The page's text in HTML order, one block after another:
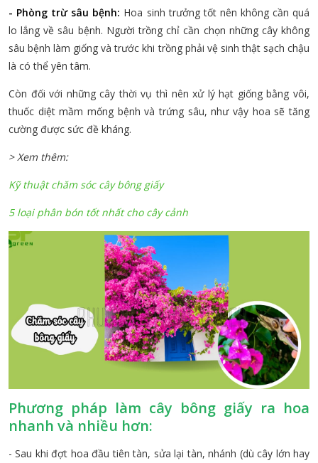
- Phòng trừ sâu bệnh: Hoa sinh trưởng tốt nên không cần quá
lo lắng về sâu bệnh. Người trồng chỉ cần chọn những cây không
sâu bệnh làm giống và trước khi trồng phải vệ sinh thật sạch chậu
là có thể yên tâm.
Còn đối với những cây thời vụ thì nên xử lý hạt giống bằng vôi,
thuốc diệt mầm mống bệnh và trứng sâu, như vậy hoa sẽ tăng
cường được sức đề kháng.
> Xem thêm:
Kỹ thuật chăm sóc cây bông giấy
5 loại phân bón tốt nhất cho cây cảnh
Phương pháp làm cây bông giấy ra hoa
nhanh và nhiều hơn:
- Sau khi đợt hoa đầu tiên tàn, sửa lại tàn, nhánh (dù cây lớn hay